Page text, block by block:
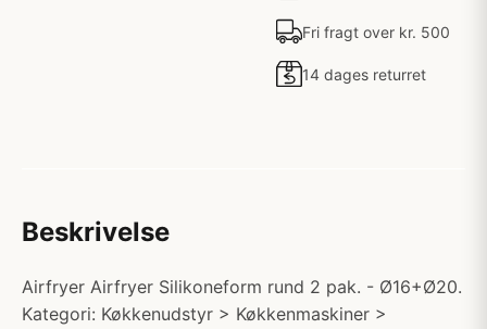
Fri fragt over kr. 500
14 dages returret
Beskrivelse
Airfryer Airfryer Silikoneform rund 2 pak. - Ø16+Ø20.
Kategori: Køkkenudstyr > Køkkenmaskiner >